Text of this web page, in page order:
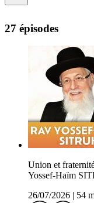
27 épisodes
Union et
Yossef-Haïm
26/07/2026
54